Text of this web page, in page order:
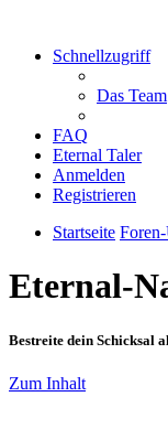
Schnellzugriff
Das Team
FAQ
Eternal Taler
Anmelden
Registrieren
Startseite
Eternal-
Bestreite dein Schicksal
Zum Inhalt